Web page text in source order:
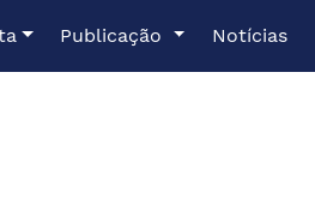
Publicação Notícias